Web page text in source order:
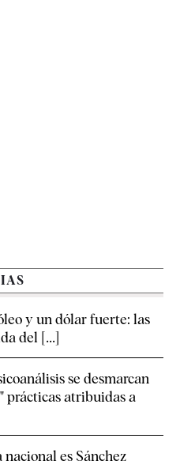
y un dólar fuerte: las
del [...]
se desmarcan
prácticas atribuidas a
es Sánchez